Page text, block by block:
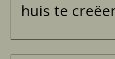
huis te